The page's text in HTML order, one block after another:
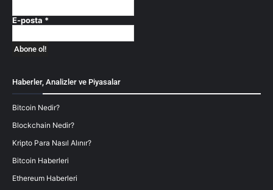
E-posta *
Haberler, Analizler ve Piyasalar
Bitcoin Nedir?
Blockchain Nedir?
Kripto Para Nasıl Alınır?
Bitcoin Haberleri
Ethereum Haberleri